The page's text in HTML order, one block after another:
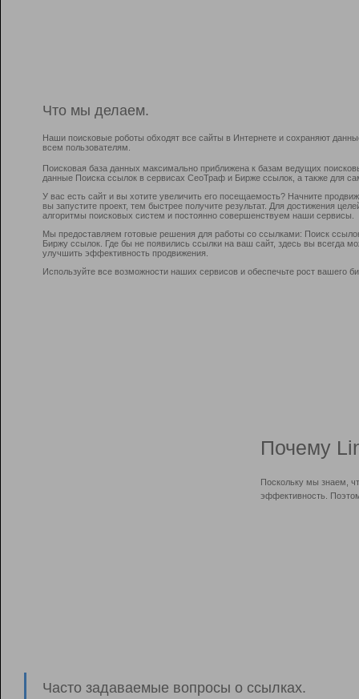
Что мы делаем.
Наши поисковые роботы обходят все сайты в Интернете и сохраняют
всем пользователям.
Поисковая база данных максимально приближена к базам ведущих
данные Поиска ссылок в сервисах СеоТраф и Бирже ссылок, а также для
У вас есть сайт и вы хотите увеличить его посещаемость? Начните
вы запустите проект, тем быстрее получите результат. Для достижения
алгоритмы поисковых систем и постоянно совершенствуем наши сервисы.
Мы предоставляем готовые решения для работы со ссылками: Поиск
Биржу ссылок. Где бы не появились ссылки на ваш сайт, здесь вы всегда
улучшить эффективность продвижения.
Используйте все возможности наших сервисов и обеспечьте рост вашего
Почему
Поскольку мы знаем,
эффективность.
Часто задаваемые вопросы о ссылках.